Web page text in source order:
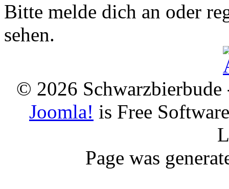
Bitte melde dich an oder
sehen.
© 2026
Joomla! is Free
Page was